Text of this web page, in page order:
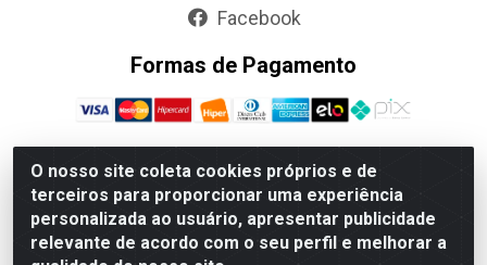
O nosso site coleta cookies próprios e de
terceiros para proporcionar uma experiência
personalizada ao usuário, apresentar publicidade
relevante de acordo com o seu perfil e melhorar a
Facebook
Formas de Pagamento
Jumbo Alimentos Cascavel - Matriz - Rua Itatiba Do Sul, 161 -
Santos Dumont, Cascavel-PR - CEP 85804-700- CNPJ
85.522.043/0001-90